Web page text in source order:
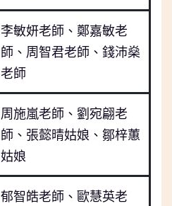
李敏妍老師、鄭嘉敏老
師、周智君老師、錢沛燊
老師
周施嵐老師、劉宛翩老
師、張懿晴姑娘、鄒梓蕙
姑娘
郁智皓老師、歐慧英老